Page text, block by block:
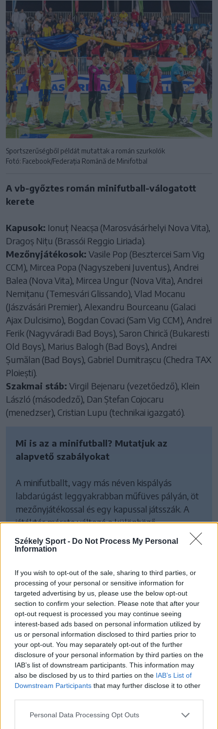
Székely Sport - Do Not Process My Personal
Information
If you wish to opt-out of the sale, sharing to third parties, or
processing of your personal or sensitive information for
targeted advertising by us, please use the below opt-out
section to confirm your selection. Please note that after your
opt-out request is processed you may continue seeing
interest-based ads based on personal information utilized by
us or personal information disclosed to third parties prior to
your opt-out. You may separately opt-out of the further
disclosure of your personal information by third parties on the
IAB’s list of downstream participants. This information may
also be disclosed by us to third parties on the IAB’s List of
Downstream Participants that may further disclose it to other
Personal Data Processing Opt Outs
Sportszerűségből példát mutattak a román szurkolók
Fotó: Facebook/Federația Română de Minifotbal
A vb-győztes román minifutball-válogatott
kerete
Kapusok: Ionuț Neacșa (Marosvásárhelyi Nova Vita),
Dragoș Nițu (Brassói Reggio Liriada).
Mezőnyjátékosok: Vasile Pop (Besztercei Sam Vig
CCM), Mircea Popa (Nagyszebeni Juventus), Andrei
Balea (Nova Vita), Mircea Ungur (Nova Vita), Andrei
Nemițanu (Temesvári Glissando), Vlad Mocanu
(Jászvásári Premier), Alexandru Bourceanu (Galaci
Ajax Dulcisimo), Bogdan Covaci (Sam Vig CCM), Andrei
Ferik (Nagyváradi Bad Boys), Saron Chirică (Bukaresti
Old Boys), Marius Balogh (Bad Boys), Andrei
Șumălan (Bad Boys), Gabriel Dumitrașcu (Chedra TAX
Ploiești).
Szakmai stáb: Virgil Bejenaru (vezetőedző), Klein
László (másodedző), Dan Ștefan Cojocaru
(menedzser), Cristian Lupu (technikai igazgató).
Mi is az a minifutball? Mutatjuk az
alapvető szabályokat
A minifutballt, vagy más néven kispályás
labdarúgást leggyakrabban műfüves pályán, öt
mezőnyjátékossal és egy kapussal játsszák. A
játéktér mérete változó a különböző
bajnokságok függvényében, a hosszúsága
legalább 38, a szélessége 18 méteres lehet, de
mérkőzéseket, amelyeket 3x2, vagy 4x2
méteres kapura játszanak.
A játékidő kétszer 25 perc, ezt a játékvezetők
mérik, de a meccseket az esetleges
büntetőrúgások miatt meg lehet hosszabbítani.
A csapatok keretében összesen 15 játékos
kaphat helyet, a cserék pedig a nagypályás
labdarúgással ellentétben folyamatosan
lapokat a minifociban is kiosztanak: két sárga